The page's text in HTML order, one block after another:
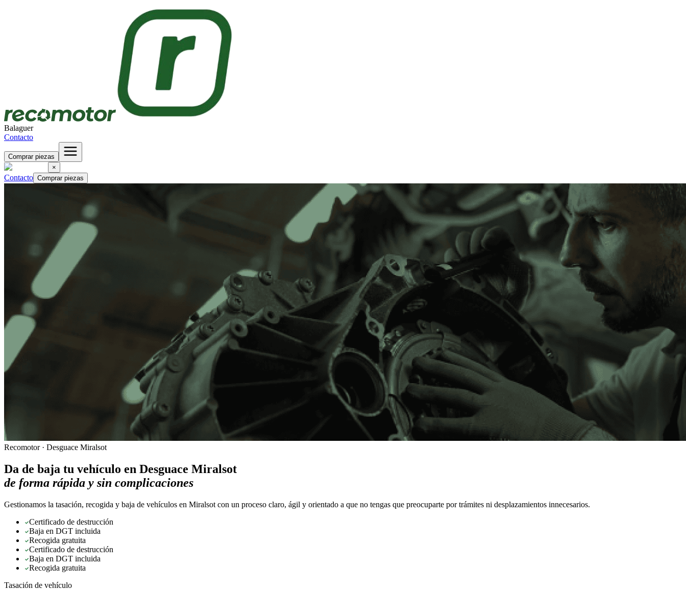
Balaguer
Contacto
Comprar piezas
×
Contacto Comprar piezas
Recomotor · Desguace Miralsot
Da de baja tu vehículo en Desguace Miralsot
de forma rápida y sin complicaciones
Gestionamos la tasación, recogida y baja de vehículos en Miralsot con un proceso claro, ágil y orientado a que no tengas que preocuparte por trámites ni desplazamientos innecesarios.
Certificado de destrucción
Baja en DGT incluida
Recogida gratuita
Certificado de destrucción
Baja en DGT incluida
Recogida gratuita
Tasación de vehículo